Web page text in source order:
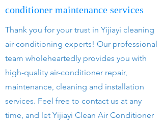
conditioner maintenance services
Thank you for your trust in Yijiayi cleaning
air-conditioning experts! Our professional
team wholeheartedly provides you with
high-quality air-conditioner repair,
maintenance, cleaning and installation
services. Feel free to contact us at any
time, and let Yijiayi Clean Air Conditioner